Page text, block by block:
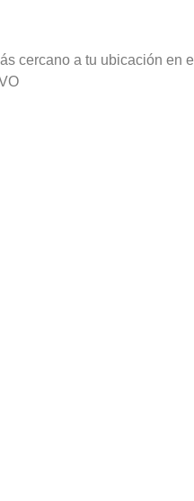
cercano a tu ubicación en el